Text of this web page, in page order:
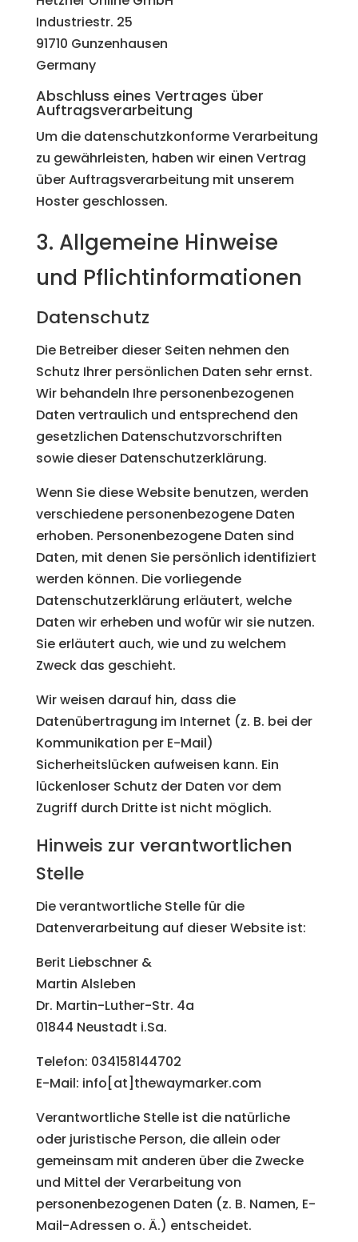
Industriestr. 25
91710 Gunzenhausen
Germany
Abschluss eines Vertrages über
Auftragsverarbeitung
Um die datenschutzkonforme Verarbeitung
zu gewährleisten, haben wir einen Vertrag
über Auftragsverarbeitung mit unserem
Hoster geschlossen.
3. Allgemeine Hinweise
und Pflicht­informationen
Datenschutz
Die Betreiber dieser Seiten nehmen den
Schutz Ihrer persönlichen Daten sehr ernst.
Wir behandeln Ihre personenbezogenen
Daten vertraulich und entsprechend den
gesetzlichen Datenschutzvorschriften
sowie dieser Datenschutzerklärung.
Wenn Sie diese Website benutzen, werden
verschiedene personenbezogene Daten
erhoben. Personenbezogene Daten sind
Daten, mit denen Sie persönlich identifiziert
werden können. Die vorliegende
Datenschutzerklärung erläutert, welche
Daten wir erheben und wofür wir sie nutzen.
Sie erläutert auch, wie und zu welchem
Zweck das geschieht.
Wir weisen darauf hin, dass die
Datenübertragung im Internet (z. B. bei der
Kommunikation per E-Mail)
Sicherheitslücken aufweisen kann. Ein
lückenloser Schutz der Daten vor dem
Zugriff durch Dritte ist nicht möglich.
Hinweis zur verantwortlichen
Stelle
Die verantwortliche Stelle für die
Datenverarbeitung auf dieser Website ist:
Berit Liebschner &
Martin Alsleben
Dr. Martin-Luther-Str. 4a
01844 Neustadt i.Sa.
Telefon: 034158144702
E-Mail: info[at]thewaymarker.com
Verantwortliche Stelle ist die natürliche
oder juristische Person, die allein oder
gemeinsam mit anderen über die Zwecke
und Mittel der Verarbeitung von
personenbezogenen Daten (z. B. Namen, E-
Mail-Adressen o. Ä.) entscheidet.